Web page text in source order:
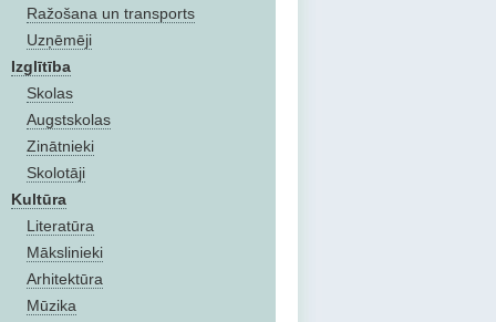
Ražošana un transports
Uzņēmēji
Izglītība
Skolas
Augstskolas
Zinātnieki
Skolotāji
Kultūra
Literatūra
Mākslinieki
Arhitektūra
Mūzika